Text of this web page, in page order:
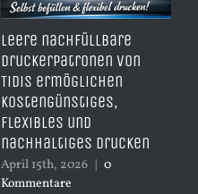
Leere nachfüllbare
Druckerpatronen von
TiDis ermöglichen
kostengünstiges,
flexibles und
nachhaltiges Drucken
April 15th, 2026
0
Kommentare